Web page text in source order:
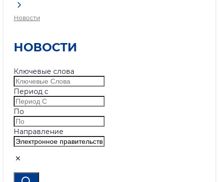
Новости
НОВОСТИ
Ключевые слова
Период с
По
Направление